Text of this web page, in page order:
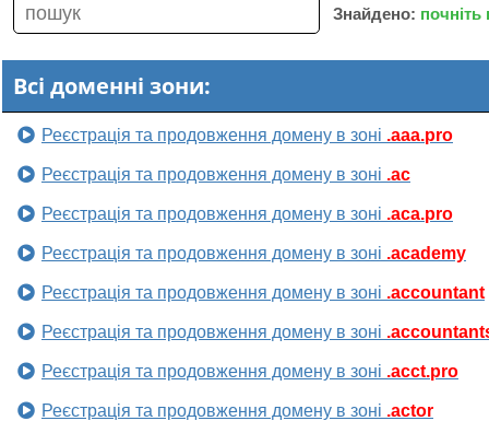
Знайдено:
Всі доменні зони:
Реєстрація та продовження домену в зоні .aaa.pro
Реєстрація та продовження домену в зоні .ac
Реєстрація та продовження домену в зоні .aca.pro
Реєстрація та продовження домену в зоні .academy
Реєстрація та продовження домену в зоні .accountant
Реєстрація та продовження домену в зоні
Реєстрація та продовження домену в зоні .acct.pro
Реєстрація та продовження домену в зоні .actor